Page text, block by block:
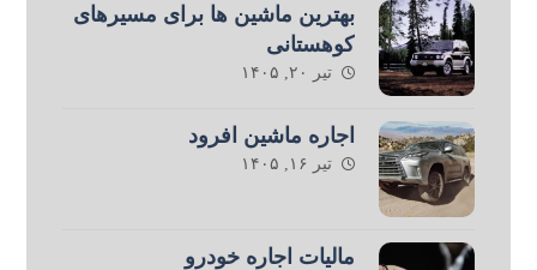
بهترین ماشین ها برای مسیرهای
کوهستانی
تیر ۲۰, ۱۴۰۵
اجاره ماشین افرود
تیر ۱۶, ۱۴۰۵
مالیات اجاره خودرو